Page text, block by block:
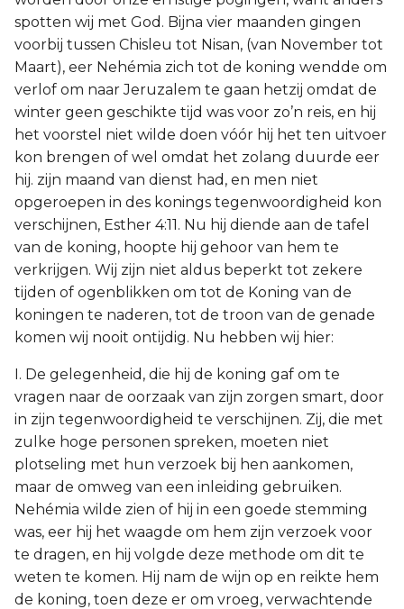
spotten wij met God. Bijna vier maanden gingen
voorbij tussen Chisleu tot Nisan, (van November tot
Maart), eer Nehémia zich tot de koning wendde om
verlof om naar Jeruzalem te gaan hetzij omdat de
winter geen geschikte tijd was voor zo’n reis, en hij
het voorstel niet wilde doen vóór hij het ten uitvoer
kon brengen of wel omdat het zolang duurde eer
hij. zijn maand van dienst had, en men niet
opgeroepen in des konings tegenwoordigheid kon
verschijnen, Esther 4:11. Nu hij diende aan de tafel
van de koning, hoopte hij gehoor van hem te
verkrijgen. Wij zijn niet aldus beperkt tot zekere
tijden of ogenblikken om tot de Koning van de
koningen te naderen, tot de troon van de genade
komen wij nooit ontijdig. Nu hebben wij hier:
I. De gelegenheid, die hij de koning gaf om te
vragen naar de oorzaak van zijn zorgen smart, door
in zijn tegenwoordigheid te verschijnen. Zij, die met
zulke hoge personen spreken, moeten niet
plotseling met hun verzoek bij hen aankomen,
maar de omweg van een inleiding gebruiken.
Nehémia wilde zien of hij in een goede stemming
was, eer hij het waagde om hem zijn verzoek voor
te dragen, en hij volgde deze methode om dit te
weten te komen. Hij nam de wijn op en reikte hem
de koning, toen deze er om vroeg, verwachtende